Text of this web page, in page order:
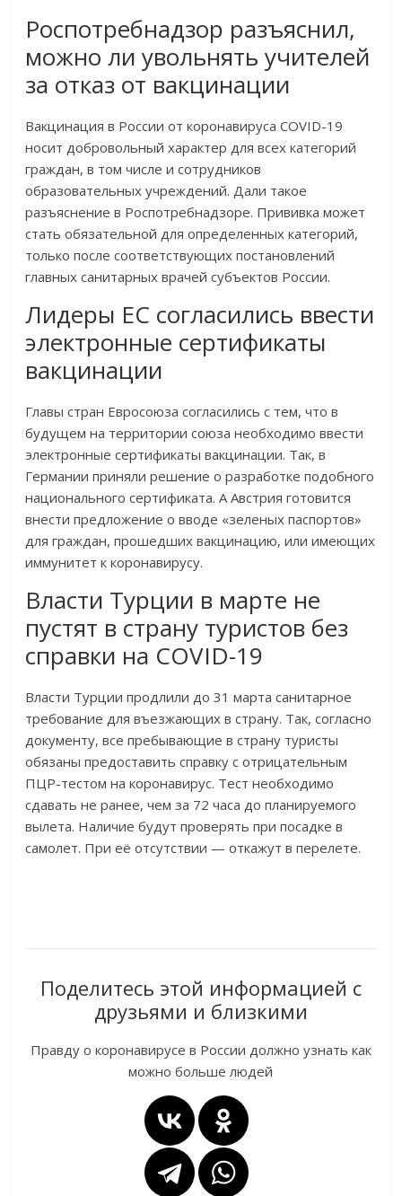
Роспотребнадзор разъяснил,
можно ли увольнять учителей
за отказ от вакцинации
Вакцинация в России от коронавируса COVID-19
носит добровольный характер для всех категорий
граждан, в том числе и сотрудников
образовательных учреждений. Дали такое
разъяснение в Роспотребнадзоре. Прививка может
стать обязательной для определенных категорий,
только после соответствующих постановлений
главных санитарных врачей субъектов России.
Лидеры ЕС согласились ввести
электронные сертификаты
вакцинации
Главы стран Евросоюза согласились с тем, что в
будущем на территории союза необходимо ввести
электронные сертификаты вакцинации. Так, в
Германии приняли решение о разработке подобного
национального сертификата. А Австрия готовится
внести предложение о вводе «зеленых паспортов»
для граждан, прошедших вакцинацию, или имеющих
иммунитет к коронавирусу.
Власти Турции в марте не
пустят в страну туристов без
справки на COVID-19
Власти Турции продлили до 31 марта санитарное
требование для въезжающих в страну. Так, согласно
документу, все пребывающие в страну туристы
обязаны предоставить справку с отрицательным
ПЦР-тестом на коронавирус. Тест необходимо
сдавать не ранее, чем за 72 часа до планируемого
вылета. Наличие будут проверять при посадке в
самолет. При её отсутствии — откажут в перелете.
Поделитесь этой информацией с
друзьями и близкими
Правду о коронавирусе в России должно узнать как
можно больше людей